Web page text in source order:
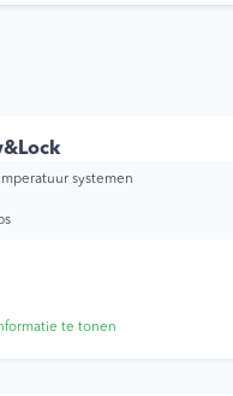
systemen
te tonen